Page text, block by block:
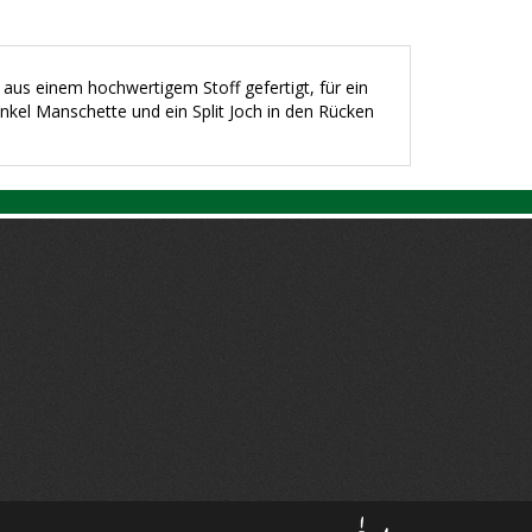
einem hochwertigem Stoff gefertigt, für ein
Manschette und ein Split Joch in den Rücken